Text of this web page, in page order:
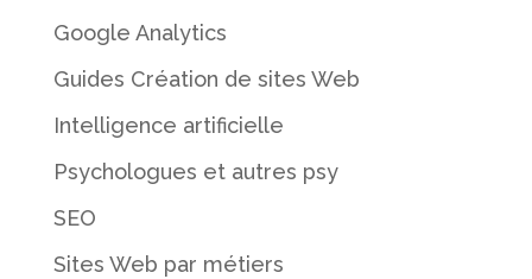
Google Analytics
Guides Création de sites Web
Intelligence artificielle
Psychologues et autres psy
SEO
Sites Web par métiers